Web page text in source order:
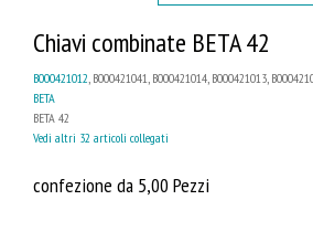
Chiavi combinate BETA 42
B000421012 , B000421041, B000421014, B000421013,
BETA
BETA 42
Vedi altri 32 articoli collegati
confezione da 5,00 Pezzi